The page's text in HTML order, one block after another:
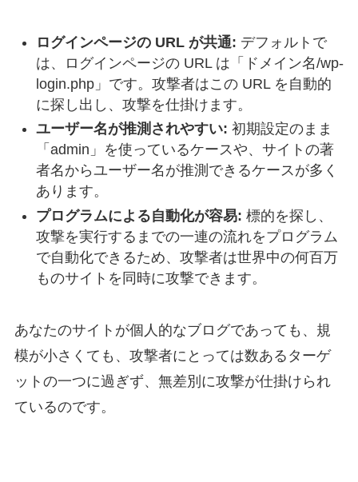
ログインページの URL が共通: デフォルトで
は、ログインページの URL は「ドメイン名/wp-
login.php」です。攻撃者はこの URL を自動的
に探し出し、攻撃を仕掛けます。
ユーザー名が推測されやすい: 初期設定のまま
「admin」を使っているケースや、サイトの著
者名からユーザー名が推測できるケースが多く
あります。
プログラムによる自動化が容易: 標的を探し、
攻撃を実行するまでの一連の流れをプログラム
で自動化できるため、攻撃者は世界中の何百万
ものサイトを同時に攻撃できます。
あなたのサイトが個人的なブログであっても、規
模が小さくても、攻撃者にとっては数あるターゲ
ットの一つに過ぎず、無差別に攻撃が仕掛けられ
ているのです。